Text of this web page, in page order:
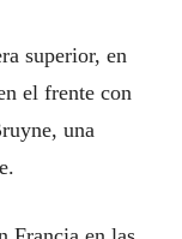
superior, en
el frente con
una